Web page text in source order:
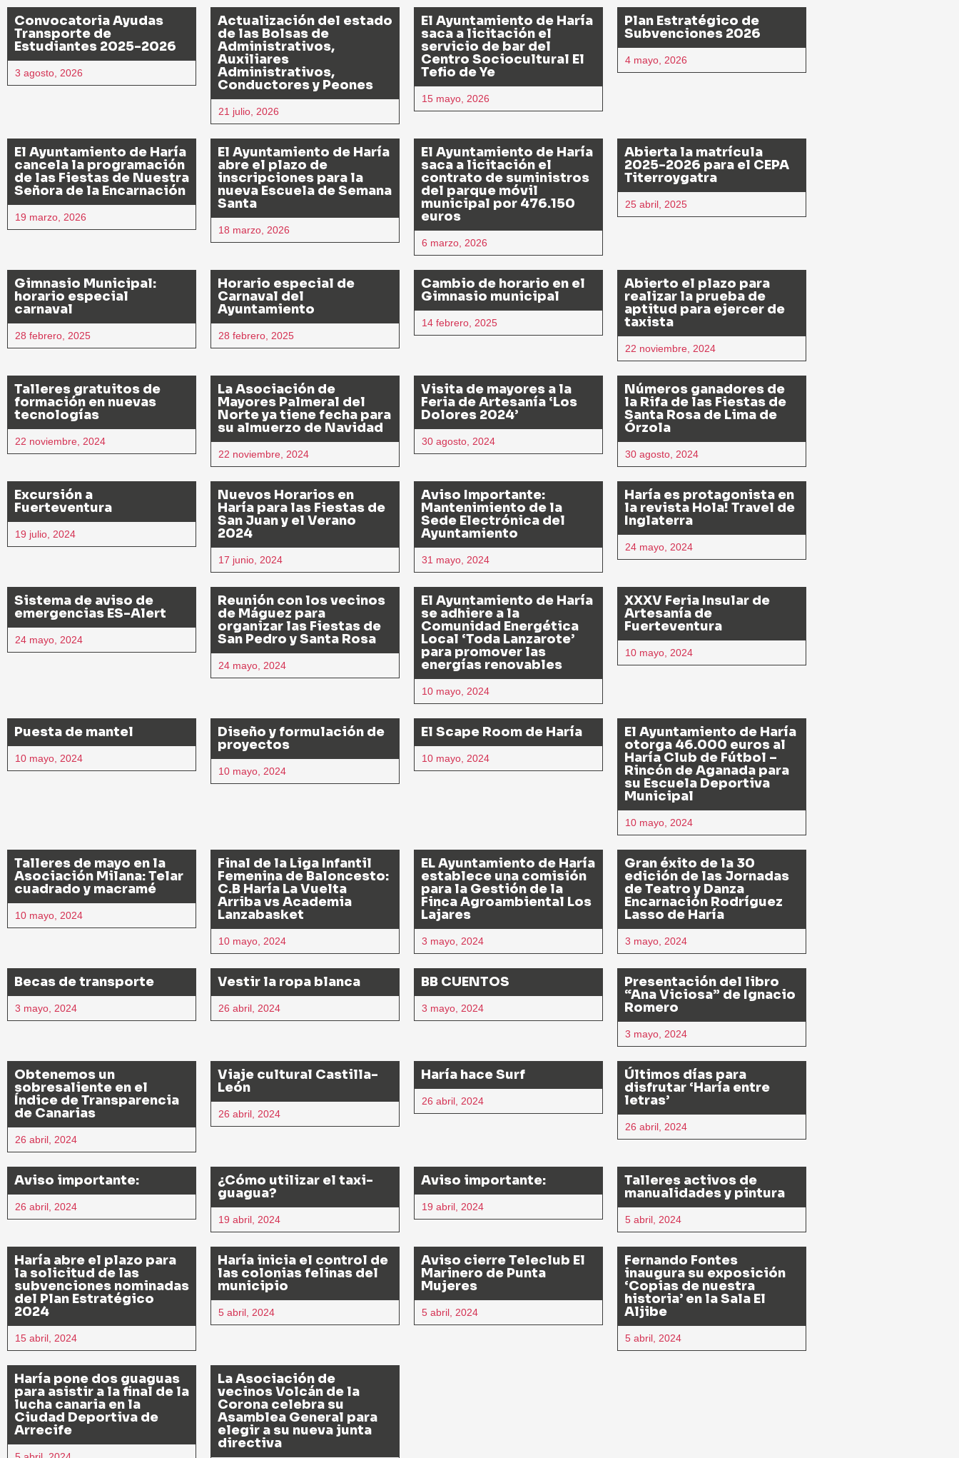
Convocatoria Ayudas
Transporte de
Estudiantes 2025-2026
3 agosto, 2026
Actualización del estado
de las Bolsas de
Administrativos,
Auxiliares
Administrativos,
Conductores y Peones
21 julio, 2026
El Ayuntamiento de Haría
saca a licitación el
servicio de bar del
Centro Sociocultural El
Tefio de Ye
15 mayo, 2026
Plan Estratégico de
Subvenciones 2026
4 mayo, 2026
El Ayuntamiento de Haría
cancela la programación
de las Fiestas de Nuestra
Señora de la Encarnación
19 marzo, 2026
El Ayuntamiento de Haría
abre el plazo de
inscripciones para la
nueva Escuela de Semana
Santa
18 marzo, 2026
El Ayuntamiento de Haría
saca a licitación el
contrato de suministros
del parque móvil
municipal por 476.150
euros
6 marzo, 2026
Abierta la matrícula
2025-2026 para el CEPA
Titerroygatra
25 abril, 2025
Gimnasio Municipal:
horario especial
carnaval
28 febrero, 2025
Horario especial de
Carnaval del
Ayuntamiento
28 febrero, 2025
Cambio de horario en el
Gimnasio municipal
14 febrero, 2025
Abierto el plazo para
realizar la prueba de
aptitud para ejercer de
taxista
22 noviembre, 2024
Talleres gratuitos de
formación en nuevas
tecnologías
22 noviembre, 2024
La Asociación de
Mayores Palmeral del
Norte ya tiene fecha para
su almuerzo de Navidad
22 noviembre, 2024
Visita de mayores a la
Feria de Artesanía ‘Los
Dolores 2024’
30 agosto, 2024
Números ganadores de
la Rifa de las Fiestas de
Santa Rosa de Lima de
Órzola
30 agosto, 2024
Excursión a
Fuerteventura
19 julio, 2024
Nuevos Horarios en
Haría para las Fiestas de
San Juan y el Verano
2024
17 junio, 2024
Aviso Importante:
Mantenimiento de la
Sede Electrónica del
Ayuntamiento
31 mayo, 2024
Haría es protagonista en
la revista Hola! Travel de
Inglaterra
24 mayo, 2024
Sistema de aviso de
emergencias ES-Alert
24 mayo, 2024
Reunión con los vecinos
de Máguez para
organizar las Fiestas de
San Pedro y Santa Rosa
24 mayo, 2024
El Ayuntamiento de Haría
se adhiere a la
Comunidad Energética
Local ‘Toda Lanzarote’
para promover las
energías renovables
10 mayo, 2024
XXXV Feria Insular de
Artesanía de
Fuerteventura
10 mayo, 2024
Puesta de mantel
10 mayo, 2024
Diseño y formulación de
proyectos
10 mayo, 2024
El Scape Room de Haría
10 mayo, 2024
El Ayuntamiento de Haría
otorga 46.000 euros al
Haría Club de Fútbol –
Rincón de Aganada para
su Escuela Deportiva
Municipal
10 mayo, 2024
Talleres de mayo en la
Asociación Milana: Telar
cuadrado y macramé
10 mayo, 2024
Final de la Liga Infantil
Femenina de Baloncesto:
C.B Haría La Vuelta
Arriba vs Academia
Lanzabasket
10 mayo, 2024
EL Ayuntamiento de Haría
establece una comisión
para la Gestión de la
Finca Agroambiental Los
Lajares
3 mayo, 2024
Gran éxito de la 30
edición de las Jornadas
de Teatro y Danza
Encarnación Rodríguez
Lasso de Haría
3 mayo, 2024
Becas de transporte
3 mayo, 2024
Vestir la ropa blanca
26 abril, 2024
BB CUENTOS
3 mayo, 2024
Presentación del libro
“Ana Viciosa” de Ignacio
Romero
3 mayo, 2024
Obtenemos un
sobresaliente en el
Índice de Transparencia
de Canarias
26 abril, 2024
Viaje cultural Castilla-
León
26 abril, 2024
Haría hace Surf
26 abril, 2024
Últimos días para
disfrutar ‘Haría entre
letras’
26 abril, 2024
Aviso importante:
26 abril, 2024
¿Cómo utilizar el taxi-
guagua?
19 abril, 2024
Aviso importante:
19 abril, 2024
Talleres activos de
manualidades y pintura
5 abril, 2024
Haría abre el plazo para
la solicitud de las
subvenciones nominadas
del Plan Estratégico
2024
15 abril, 2024
Haría inicia el control de
las colonias felinas del
municipio
5 abril, 2024
Aviso cierre Teleclub El
Marinero de Punta
Mujeres
5 abril, 2024
Fernando Fontes
inaugura su exposición
‘Copias de nuestra
historia’ en la Sala El
Aljibe
5 abril, 2024
Haría pone dos guaguas
para asistir a la final de la
lucha canaria en la
Ciudad Deportiva de
Arrecife
La Asociación de
vecinos Volcán de la
Corona celebra su
Asamblea General para
elegir a su nueva junta
directiva